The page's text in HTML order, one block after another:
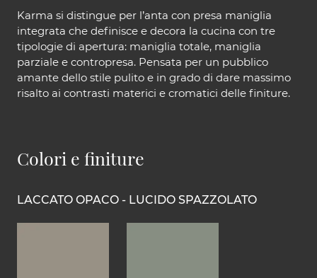
Karma si distingue per l’anta con presa maniglia
integrata che definisce e decora la cucina con tre
tipologie di apertura: maniglia totale, maniglia
parziale e contropresa. Pensata per un pubblico
amante dello stile pulito e in grado di dare massimo
risalto ai contrasti materici e cromatici delle finiture.
Colori e finiture
LACCATO OPACO - LUCIDO SPAZZOLATO